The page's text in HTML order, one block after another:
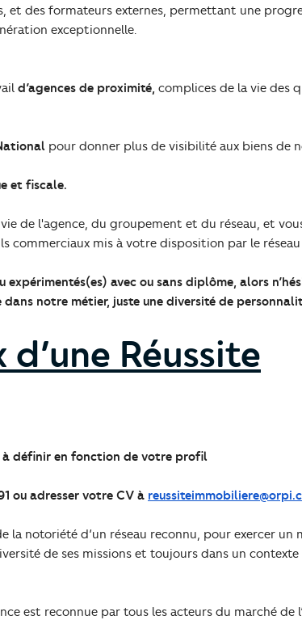
et des formateurs externes, permettant une
exceptionnelle.
d’agences de proximité, complices de la vie des
pour donner plus de visibilité aux biens de
et fiscale.
de l'agence, du groupement et du réseau, et
commerciaux mis à votre disposition par le réseau
avec ou sans diplôme, alors
notre métier, juste une diversité de
Réussite
définir en fonction de votre profil
ou adresser votre CV à
la notoriété d’un réseau reconnu, pour exercer un
de ses missions et toujours dans un contexte
est reconnue par tous les acteurs du marché de